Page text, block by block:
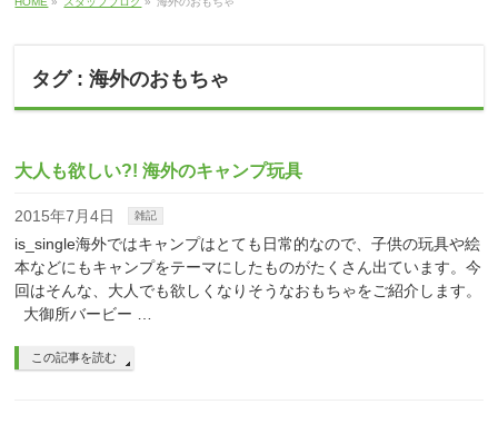
タグ : 海外のおもちゃ
大人も欲しい?! 海外のキャンプ玩具
2015年7月4日 雑記
is_single海外ではキャンプはとても日常的なので、子供の玩具や絵
本などにもキャンプをテーマにしたものがたくさん出ています。今
回はそんな、大人でも欲しくなりそうなおもちゃをご紹介します。
大御所バービー …
この記事を読む